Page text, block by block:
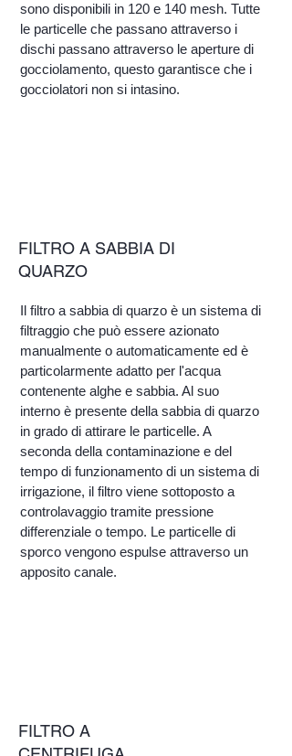
sono disponibili in 120 e 140 mesh. Tutte
le particelle che passano attraverso i
dischi passano attraverso le aperture di
gocciolamento, questo garantisce che i
gocciolatori non si intasino.
FILTRO A SABBIA DI
QUARZO
Il filtro a sabbia di quarzo è un sistema di
filtraggio che può essere azionato
manualmente o automaticamente ed è
particolarmente adatto per l'acqua
contenente alghe e sabbia. Al suo
interno è presente della sabbia di quarzo
in grado di attirare le particelle. A
seconda della contaminazione e del
tempo di funzionamento di un sistema di
irrigazione, il filtro viene sottoposto a
controlavaggio tramite pressione
differenziale o tempo. Le particelle di
sporco vengono espulse attraverso un
apposito canale.
FILTRO A